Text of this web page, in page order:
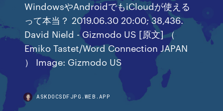
WindowsやAndroidでもiCloudが使える
って本当？ 2019.06.30 20:00; 38,436.
David Nield - Gizmodo US [原文] （
Emiko Tastet/Word Connection JAPAN
） Image: Gizmodo US
ASKDOCSDFJPG.WEB.APP